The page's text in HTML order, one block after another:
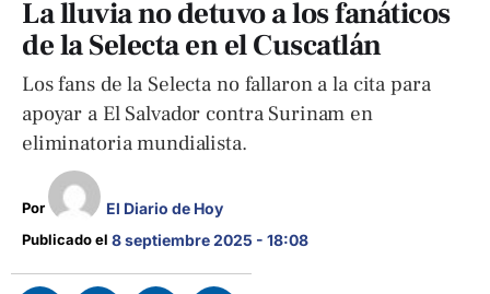
La lluvia no detuvo a los fanáticos
de la Selecta en el Cuscatlán
Los fans de la Selecta no fallaron a la cita para
apoyar a El Salvador contra Surinam en
eliminatoria mundialista.
Por El Diario de Hoy
Publicado el 8 septiembre 2025 - 18:08